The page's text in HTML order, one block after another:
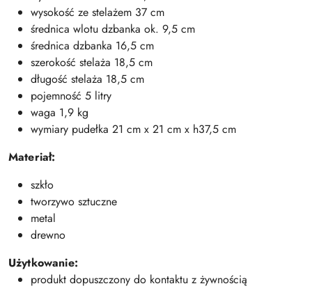
wysokość ze stelażem 37 cm
średnica wlotu dzbanka ok. 9,5 cm
średnica dzbanka 16,5 cm
szerokość stelaża 18,5 cm
długość stelaża 18,5 cm
pojemność 5 litry
waga 1,9 kg
wymiary pudełka 21 cm x 21 cm x h37,5 cm
Materiał:
szkło
tworzywo sztuczne
metal
drewno
Użytkowanie:
produkt dopuszczony do kontaktu z żywnością